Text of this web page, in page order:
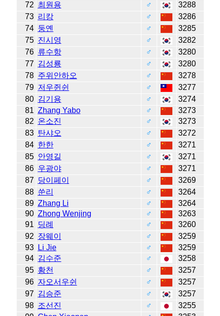
72 최원용 ♂
3288
73 리캉 ♂
3286
74 둥옌 ♂
3285
75 진시영 ♂
3282
76 류수항 ♂
3280
77 김성룡 ♂
3280
78 주위안하오 ♂
3278
79 저우쥔쉰 ♂
3277
80 김기용 ♂
3274
81 Zhang Yabo ♂
3273
82 온소진 ♂
3273
83 탄샤오 ♂
3272
84 한한 ♂
3271
85 안영길 ♂
3271
86 우광야 ♂
3271
87 당이페이 ♂
3269
88 쑨리 ♂
3264
89 Zhang Li ♂
3264
90 Zhong Wenjing ♂
3263
91 딩례 ♂
3260
92 장웨이 ♂
3259
93
Li Jie ♂
3259
94 김수준 ♂
3258
95 황천 ♂
3257
96 자오서우쉰 ♂
3257
97 김승준 ♂
3257
98 조선진 ♂
3255